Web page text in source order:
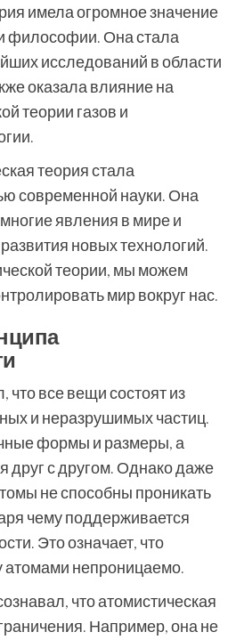
имела огромное значение
философии. Она стала
исследований в области
оказала влияние на
теории газов и
теория стала
современной науки. Она
явления в мире и
новых технологий.
теории, мы можем
мир вокруг нас.
что все вещи состоят из
и неразрушимых частиц.
формы и размеры, а
друг с другом. Однако даже
не способны проникать
чему поддерживается
Это означает, что
атомами непроницаемо.
что атомистическая
Например, она не